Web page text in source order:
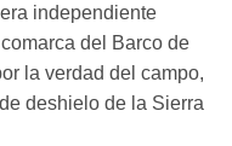
independiente
del Barco de
la verdad del campo,
deshielo de la Sierra